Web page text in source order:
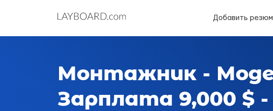
Добавить
Монтажник -
Зарплата 9,000 $